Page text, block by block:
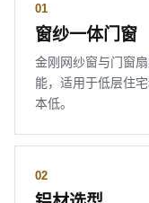
01
窗纱一体门窗
金刚网纱窗与门窗
能，适用于低层住
本低。
02